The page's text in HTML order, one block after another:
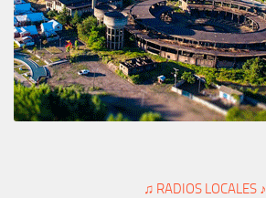
♫ RADIOS LOCALES ♪